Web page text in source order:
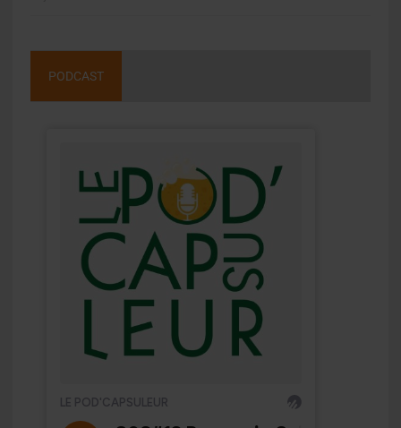
PODCAST